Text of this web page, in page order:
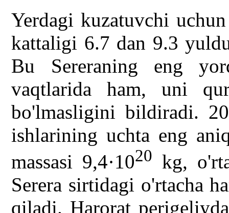
Yerdagi kuzatuvchi
kattaligi 6.7 dan 9.3
Bu Sereraning eng
vaqtlarida ham, uni
bo'lmasligini bildiradi.
ishlarining uchta eng
massasi 9,4·1020 kg,
Serera sirtidagi o'rtacha
qiladi. Harorat